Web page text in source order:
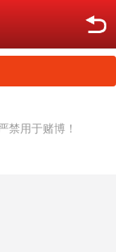
禁用于赌博！